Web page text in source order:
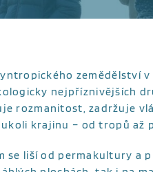
zemědělství v
nejpříznivějších
rozmanitost, zadržuje
krajinu – od tropů až
liší od permakultury a